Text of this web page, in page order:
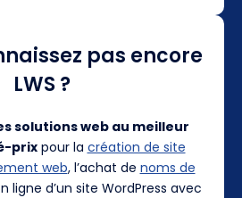
pas encore
LWS ?
solutions web au meilleur
prixpour la création de site
web, l’achat de noms de
ligne d’un site WordPress avec